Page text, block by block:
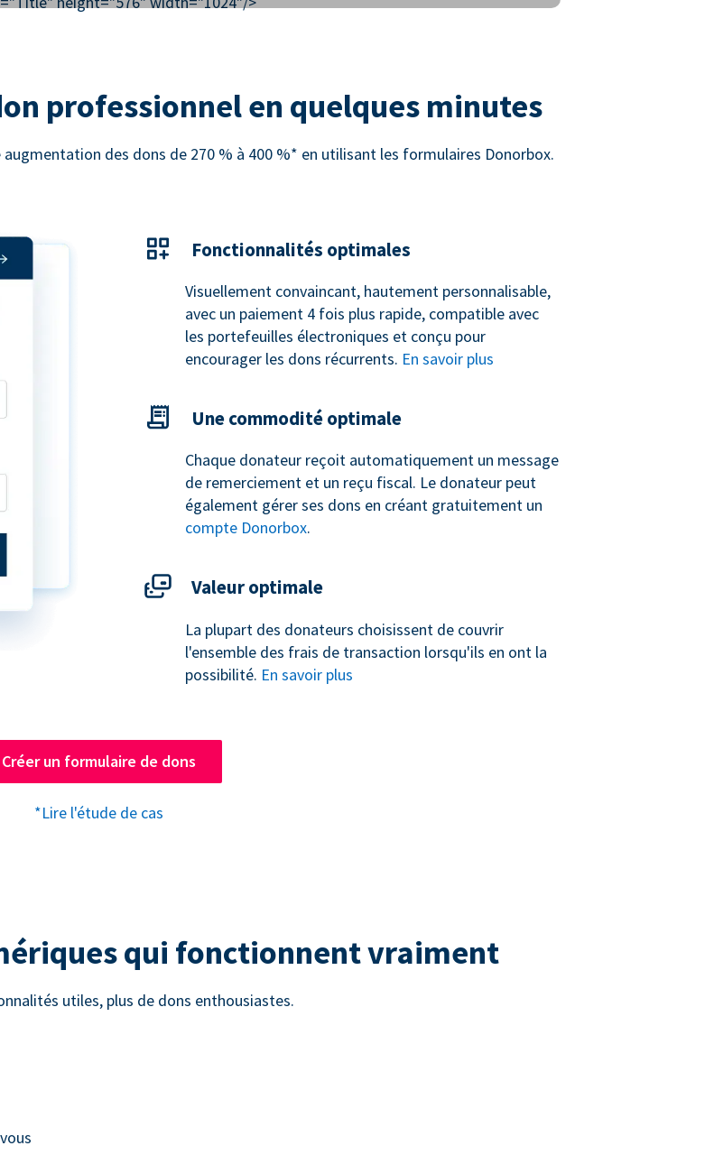
professionnel en quelques minutes
des dons de 270 % à 400 %* en utilisant les formulaires Donorbox.
Fonctionnalités optimales
Visuellement convaincant, hautement personnalisable,
avec un paiement 4 fois plus rapide, compatible avec
les portefeuilles électroniques et conçu pour
encourager les dons récurrents. En savoir plus
Une commodité optimale
Chaque donateur reçoit automatiquement un message
de remerciement et un reçu fiscal. Le donateur peut
également gérer ses dons en créant gratuitement un
compte Donorbox.
Valeur optimale
La plupart des donateurs choisissent de couvrir
l'ensemble des frais de transaction lorsqu'ils en ont la
possibilité. En savoir plus
Créer un formulaire de dons
*Lire l'étude de cas
qui fonctionnent vraiment
utiles, plus de dons enthousiastes.